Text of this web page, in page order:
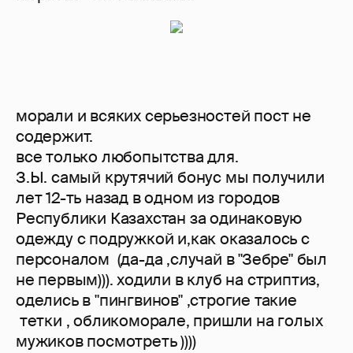
морали и всяких серьезностей пост не
содержит.
все только любопытства для.
З.Ы. самый крутячий бонус мы получили
лет 12-ть назад в одном из городов
Республики Казахстан за одинаковую
одежду с подружкой и,как оказалось с
персоналом (да-да ,случай в "Зебре" был
не первым))). ходили в клуб на стриптиз,
оделись в "пингвинов" ,строгие такие
тетки , обликоморале, пришли на голых
мужиков посмотреть ))))